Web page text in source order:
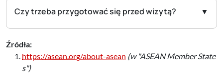
Czy trzeba przygotować się przed wizytą?
Źródła:
https://asean.org/about-asean (w "ASEAN Member State
s")